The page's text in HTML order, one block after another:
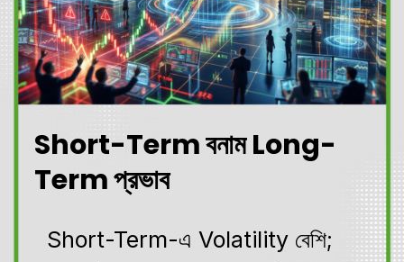
Short-Term বনাম Long-
Term প্রভাব
Short-Term-এ Volatility বেশি;